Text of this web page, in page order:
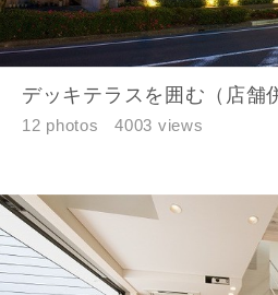
デッキテラスを囲む（店舗
12 photos 4003 views